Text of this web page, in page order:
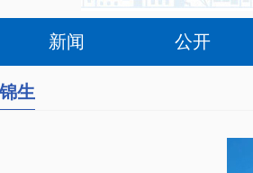
新闻 公开
生